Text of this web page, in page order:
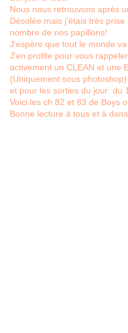
Nous nous retrouvons après
Désolée mais j'étais très
nombre de nos papillons!
J'espère que tout le monde
J'en profite pour vous
activement un CLEAN et une
(Uniquement sous photoshop)
et pour les sorties du jour: du
Voici les ch 82 et 83 de Boys
Bonne lecture à tous et à